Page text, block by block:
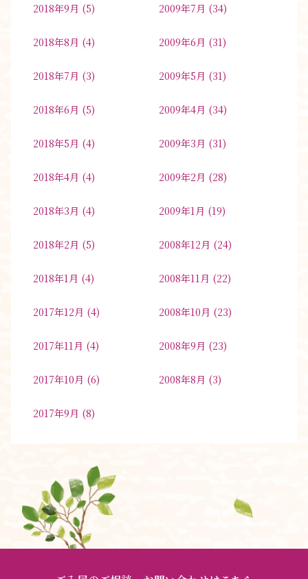
2018年9月 (5)
2018年8月 (4)
2018年7月 (3)
2018年6月 (5)
2018年5月 (4)
2018年4月 (4)
2018年3月 (4)
2018年2月 (5)
2018年1月 (4)
2017年12月 (4)
2017年11月 (4)
2017年10月 (6)
2017年9月 (8)
2009年7月 (34)
2009年6月 (31)
2009年5月 (31)
2009年4月 (34)
2009年3月 (31)
2009年2月 (28)
2009年1月 (19)
2008年12月 (24)
2008年11月 (22)
2008年10月 (23)
2008年9月 (23)
2008年8月 (3)